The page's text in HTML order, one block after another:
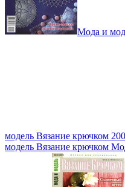
Мода и
модель Вязание крючком
модель Вязание крючком